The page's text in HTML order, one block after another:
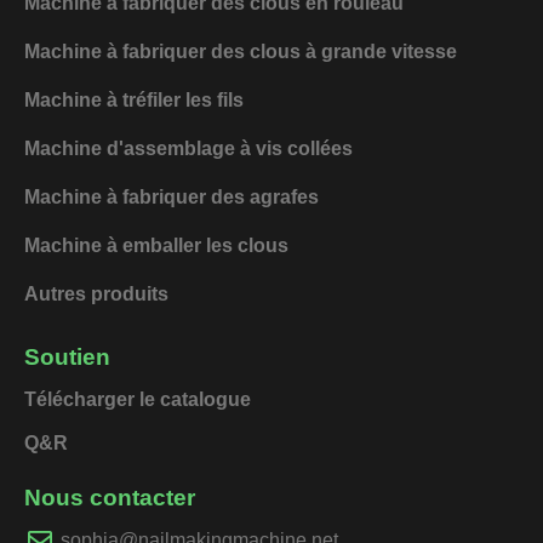
Machine à fabriquer des clous à grande vitesse
Machine à tréfiler les fils
Machine d'assemblage à vis collées
Machine à fabriquer des agrafes
Machine à emballer les clous
Autres produits
Soutien
Télécharger le catalogue
Q&R
Nous contacter